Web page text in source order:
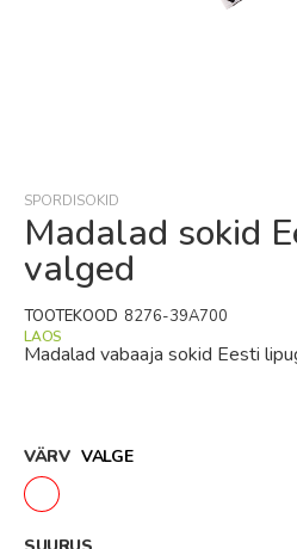
of
the
images
gallery
SPORDISOKID
Madalad sokid
valged
Madalad vabaaja sokid Eesti
LAOS
TOOTEKOOD 8276-39A700
VÄRV VALGE